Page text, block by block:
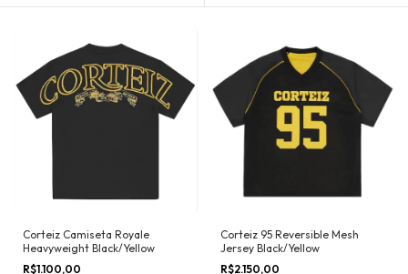
Corteiz Camiseta Royale
Heavyweight Black/Yellow
R$1.100,00
Corteiz 95 Reversible Mesh
Jersey Black/Yellow
R$2.150,00